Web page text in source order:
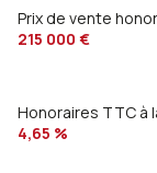
Prix de vente
215 000 €
Honoraires TTC à
4,65 %